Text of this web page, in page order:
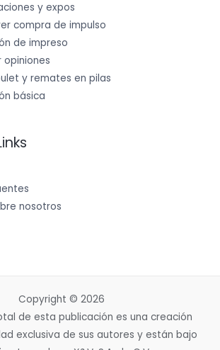
y expos
compra de impulso
de impreso
opiniones
y remates en pilas
básica
nosotros
Copyright © 2026
de esta publicación es una creación
exclusiva de sus autores y están bajo